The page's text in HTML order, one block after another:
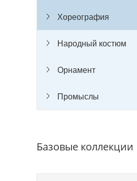
Хореография
Народный костюм
Орнамент
Промыслы
Базовые коллекции